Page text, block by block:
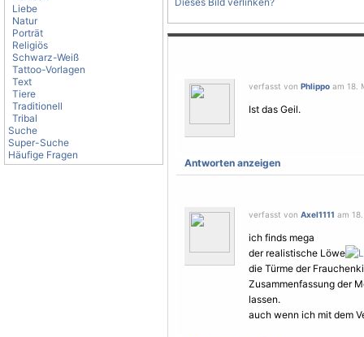
Liebe
Natur
Porträt
Religiös
Schwarz-Weiß
Tattoo-Vorlagen
Text
Tiere
Traditionell
Tribal
Suche
Super-Suche
Häufige Fragen
verfasst von Phlippo am 18.
Ist das Geil.
Antworten anzeigen
verfasst von Axel1111 am
ich finds mega
der realistische Löwe
die Türme der
Zusammenfassung der
lassen.
auch wenn ich mit dem